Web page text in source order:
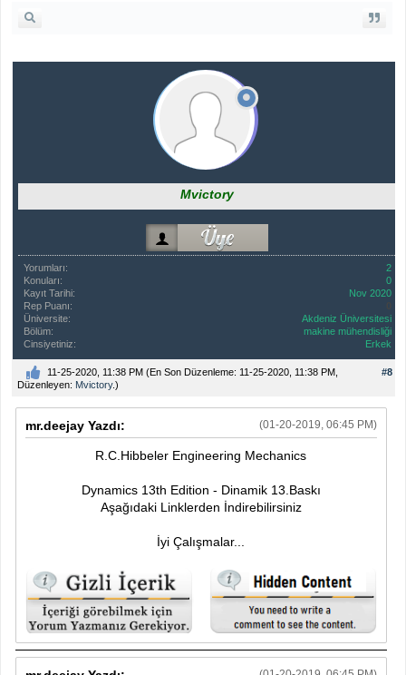
Mvictory
Yorumları:
2
Konuları:
0
Kayıt Tarihi:
Nov 2020
Rep Puanı:
Üniversite:
Akdeniz Üniversitesi
Bölüm:
makine mühendisliği
Cinsiyetiniz:
Erkek
#8
11-25-2020, 11:38 PM (En Son Düzenleme: 11-25-2020, 11:38 PM,
Düzenleyen: Mvictory.)
(01-20-2019, 06:45 PM)
mr.deejay Yazdı:
R.C.Hibbeler Engineering Mechanics
Dynamics 13th Edition - Dinamik 13.Baskı
Aşağıdaki Linklerden İndirebilirsiniz
İyi Çalışmalar...